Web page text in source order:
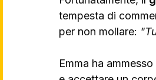
tempesta di
per non mollare:
Emma ha